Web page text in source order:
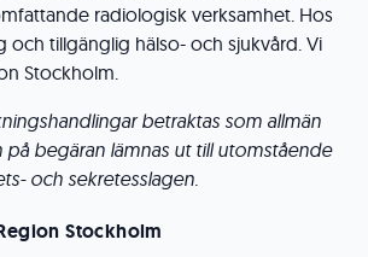
radiologisk verksamhet. Hos
och tillgänglig hälso- och sjukvård. Vi
Stockholm.
betraktas som allmän
på begäran lämnas ut till utomstående
och sekretesslagen.
Stockholm